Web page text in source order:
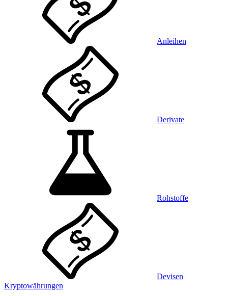
Anleihen
Derivate
Rohstoffe
Devisen
Kryptowährungen